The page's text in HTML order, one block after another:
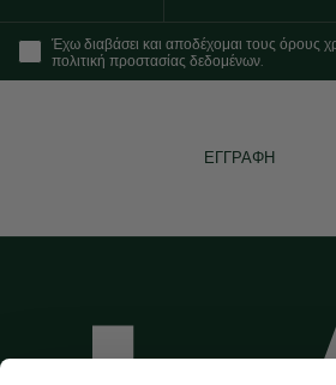
Έχω διαβάσει και αποδέχομαι τους όρους
πολιτική προστασίας δεδομένων.
ΕΓΓΡΑΦΗ